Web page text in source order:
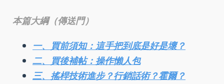
本篇大綱（傳送門）
一、買前須知：這手把到底是好是壞？
二、買後補帖：操作懶人包
三、搖桿技術進步？行銷話術？霍爾？